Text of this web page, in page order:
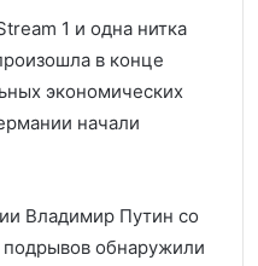
1 и одна нитка
в конце
экономических
начали
Владимир Путин со
подрывов обнаружили